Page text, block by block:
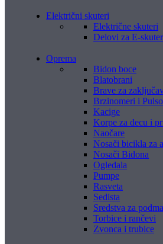
Električni skuteri
Električne skuteri
Delovi za E-
Oprema
Bidon boce
Blatobrani
Brave za
Brzinomeri i
Kacige
Korpe za decu i
Naočare
Nosači bicikla za
Nosači Bidona
Ogledala
Pumpe
Rasveta
Sedista
Sredstva za
Torbice i rančevi
Zvonca i trubice